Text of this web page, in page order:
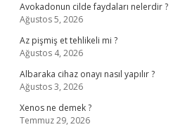
Avokadonun cilde faydaları nelerdir ?
Ağustos 5, 2026
Az pişmiş et tehlikeli mi ?
Ağustos 4, 2026
Albaraka cihaz onayı nasıl yapılır ?
Ağustos 3, 2026
Xenos ne demek ?
Temmuz 29, 2026